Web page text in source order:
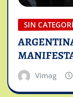
SIN
Vimag